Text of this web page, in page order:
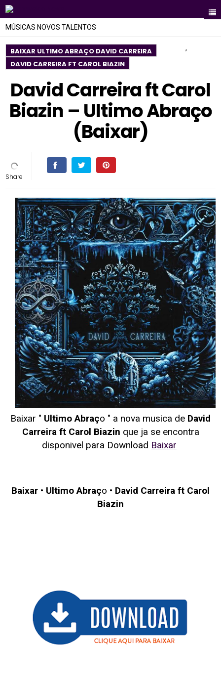
MÚSICAS NOVOS TALENTOS
BAIXAR ULTIMO ABRAÇO DAVID CARREIRA ,
DAVID CARREIRA FT CAROL BIAZIN
David Carreira ft Carol
Biazin – Ultimo Abraço
(Baixar)
Baixar " Ultimo Abraço " a nova musica de David
Carreira ft Carol Biazin que ja se encontra
disponivel para Download Baixar
Baixar • Ultimo Abraço • David Carreira ft Carol
Biazin